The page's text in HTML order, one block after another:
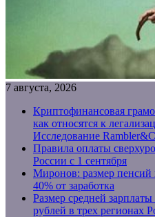
7 августа, 2026
Криптофинансовая
как относятся к
Исследование
Правила оплаты
России с 1 сентября
Миронов: размер пенсий
40% от заработка
Размер средней
рублей в трех регионах